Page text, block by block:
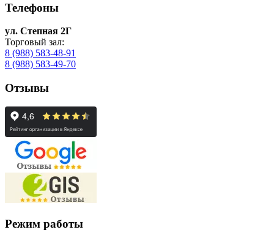
Телефоны
ул. Степная 2Г
Торговый зал:
8 (988) 583-48-91
8 (988) 583-49-70
Отзывы
Режим работы